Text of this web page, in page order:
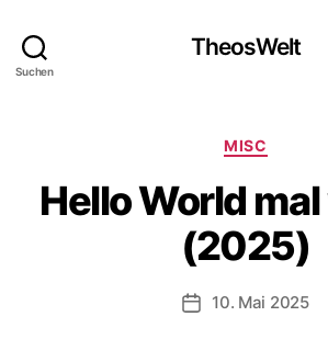
Suchen
TheosWelt
MISC
Hello World
(2025)
10. Mai 2025